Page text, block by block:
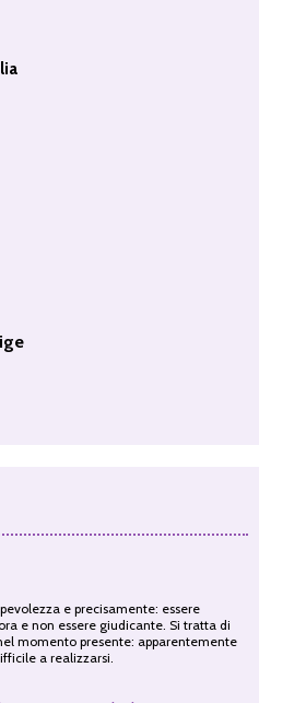
e precisamente: essere
e non essere giudicante. Si tratta di
momento presente: apparentemente
a realizzarsi.